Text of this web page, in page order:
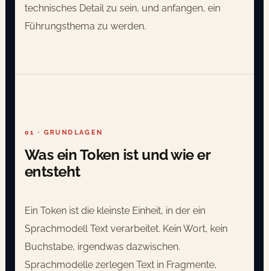
technisches Detail zu sein, und anfangen, ein
Führungsthema zu werden.
01 · GRUNDLAGEN
Was ein Token ist und wie er
entsteht
Ein Token ist die kleinste Einheit, in der ein
Sprachmodell Text verarbeitet. Kein Wort, kein
Buchstabe, irgendwas dazwischen.
Sprachmodelle zerlegen Text in Fragmente,